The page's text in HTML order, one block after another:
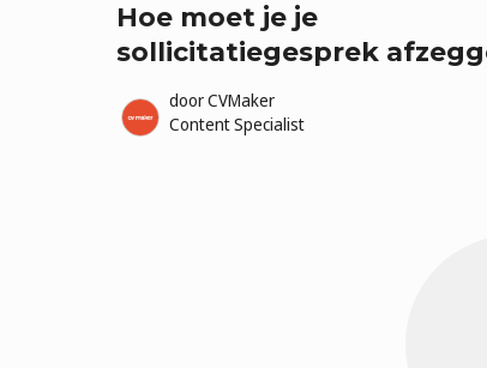
Hoe moet je je
sollicitatiegesprek
doorCVMaker
Content Specialist